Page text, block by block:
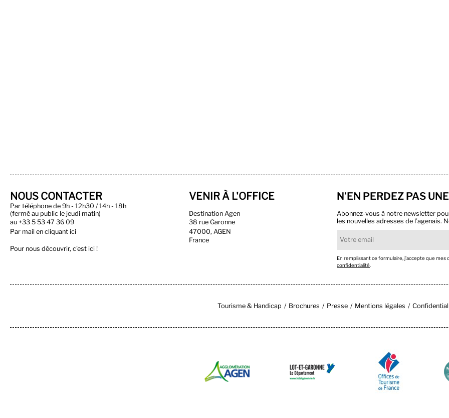
NOUS CONTACTER
Par téléphone de 9h - 12h30 / 14h - 18h
(fermé au public le jeudi matin)
au +33 5 53 47 36 09
Par mail en cliquant ici
Pour nous découvrir, c'est ici !
VENIR À L'OFFICE
Destination Agen
38 rue Garonne
47000, AGEN
France
N’EN PERDEZ PAS
Abonnez-vous à notre newsletter
les nouvelles adresses de l’agenais.
En remplissant ce formulaire, j’accepte que
confidentialité
Tourisme & Handicap Brochures Presse Mentions légales